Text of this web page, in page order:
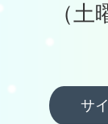
（
サ